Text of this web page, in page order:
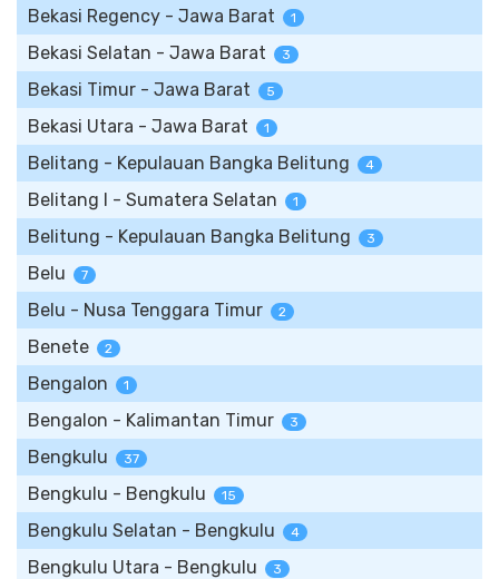
Bekasi Regency - Jawa Barat 1
Bekasi Selatan - Jawa Barat 3
Bekasi Timur - Jawa Barat 5
Bekasi Utara - Jawa Barat 1
Belitang - Kepulauan Bangka Belitung 4
Belitang I - Sumatera Selatan 1
Belitung - Kepulauan Bangka Belitung 3
Belu 7
Belu - Nusa Tenggara Timur 2
Benete 2
Bengalon 1
Bengalon - Kalimantan Timur 3
Bengkulu 37
Bengkulu - Bengkulu 15
Bengkulu Selatan - Bengkulu 4
Bengkulu Utara - Bengkulu 3